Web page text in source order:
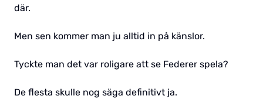
där.
Men sen kommer man ju alltid in på känslor.
Tyckte man det var roligare att se Federer spela?
De flesta skulle nog säga definitivt ja.